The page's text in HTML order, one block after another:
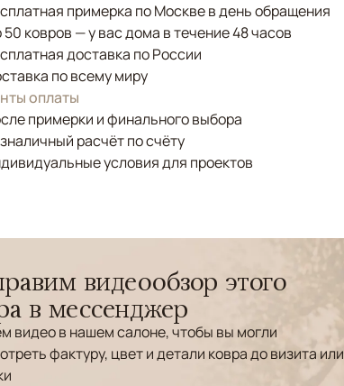
примерка по Москве в день обращения
ковров — у вас дома в течение 48 часов
доставка по России
по всему миру
оплаты
примерки и финального выбора
расчёт по счёту
условия для проектов
видеообзор этого
в мессенджер
видео в нашем салоне, чтобы вы могли
фактуру, цвет и детали ковра до визита или